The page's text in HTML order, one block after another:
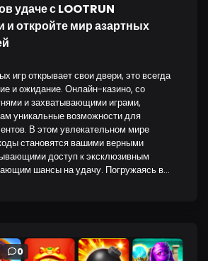
удаче с LOOTRUN
и откройте мир азартных
игр открывает свои двери, это всегда
и ожидание. Онлайн-казино, со
и захватывающими играми,
уникальные возможности для
В этом увлекательном мире
становятся вашими верными
доступ к эксклюзивным
шансы на удачу. Погружаясь в…
0